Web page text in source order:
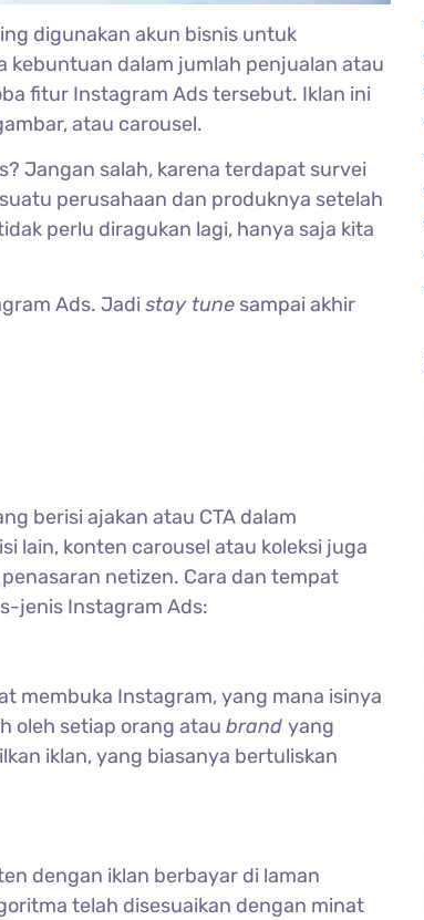
digunakan akun bisnis untuk
kebuntuan dalam jumlah penjualan atau
fitur Instagram Ads tersebut. Iklan ini
atau carousel.
Jangan salah, karena terdapat survei
perusahaan dan produknya setelah
perlu diragukan lagi, hanya saja kita
Ads. Jadi stay tune sampai akhir
berisi ajakan atau CTA dalam
lain, konten carousel atau koleksi juga
netizen. Cara dan tempat
jenis Instagram Ads:
membuka Instagram, yang mana isinya
oleh setiap orang atau brand yang
iklan, yang biasanya bertuliskan
dengan iklan berbayar di laman
telah disesuaikan dengan minat